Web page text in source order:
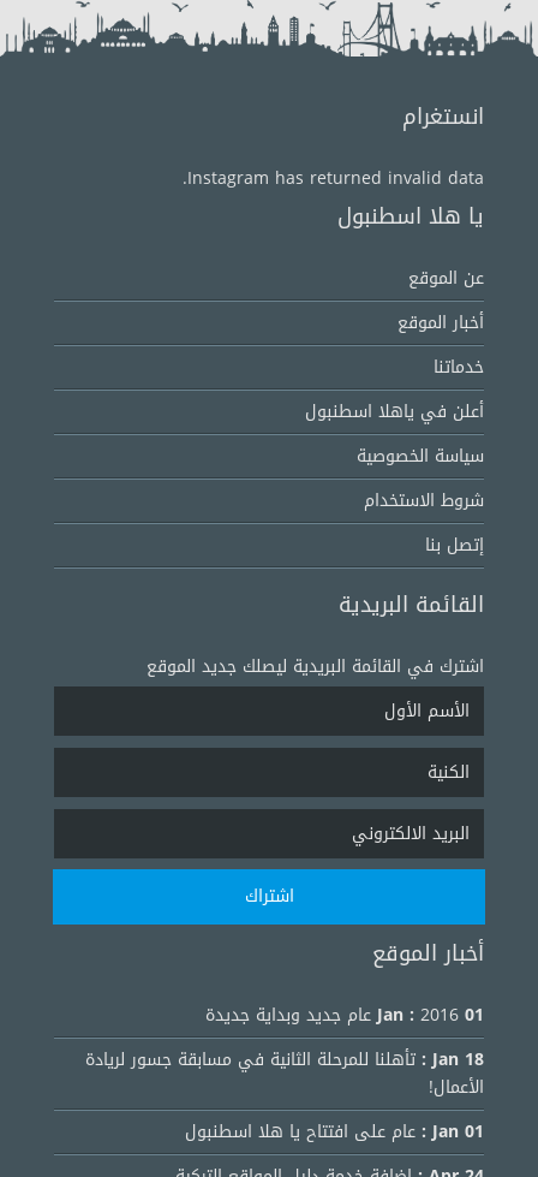
انستغرام
Instagram has returned invalid data.
يا هلا اسطنبول
عن الموقع
أخبار الموقع
خدماتنا
أعلن في ياهلا اسطنبول
سياسة الخصوصية
شروط الاستخدام
إتصل بنا
القائمة البريدية
اشترك في القائمة البريدية ليصلك جديد الموقع
أخبار الموقع
01 Jan :2016 عام جديد وبداية جديدة
18 Jan :
تأهلنا للمرحلة الثانية في مسابقة جسور لريادة
الأعمال!
01 Jan :
عام على افتتاح يا هلا اسطنبول